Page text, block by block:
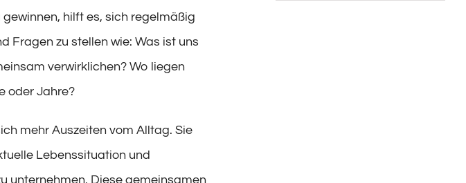
hilft es, sich regelmäßig
Fragen zu stellen wie: Was ist uns
verwirklichen? Wo liegen
oder Jahre?
mehr Auszeiten vom Alltag. Sie
Lebenssituation und
unternehmen. Diese gemeinsamen